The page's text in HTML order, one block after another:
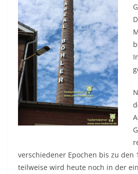
verschiedener Epochen bis zu den
teilweise wird heute noch in der